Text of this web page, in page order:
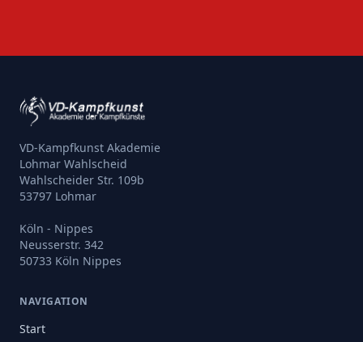
VD-Kampfkunst Akademie
Lohmar Wahlscheid
Wahlscheider Str. 109b
53797 Lohmar
Köln - Nippes
Neusserstr. 342
50733 Köln Nippes
NAVIGATION
Start